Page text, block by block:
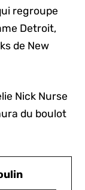
regroupe
Detroit,
de New
Nick Nurse
du boulot